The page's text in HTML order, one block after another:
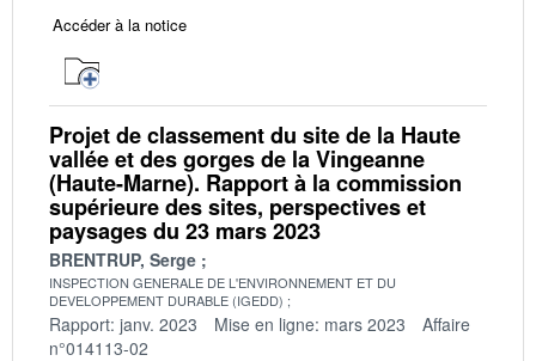
Accéder à la notice
Projet de classement du site de la Haute
vallée et des gorges de la Vingeanne
(Haute-Marne). Rapport à la commission
supérieure des sites, perspectives et
paysages du 23 mars 2023
BRENTRUP, Serge
INSPECTION GENERALE DE L'ENVIRONNEMENT ET DU
DEVELOPPEMENT DURABLE (IGEDD)
Rapport: janv. 2023 Mise en ligne: mars 2023
Affaire
n°014113-02